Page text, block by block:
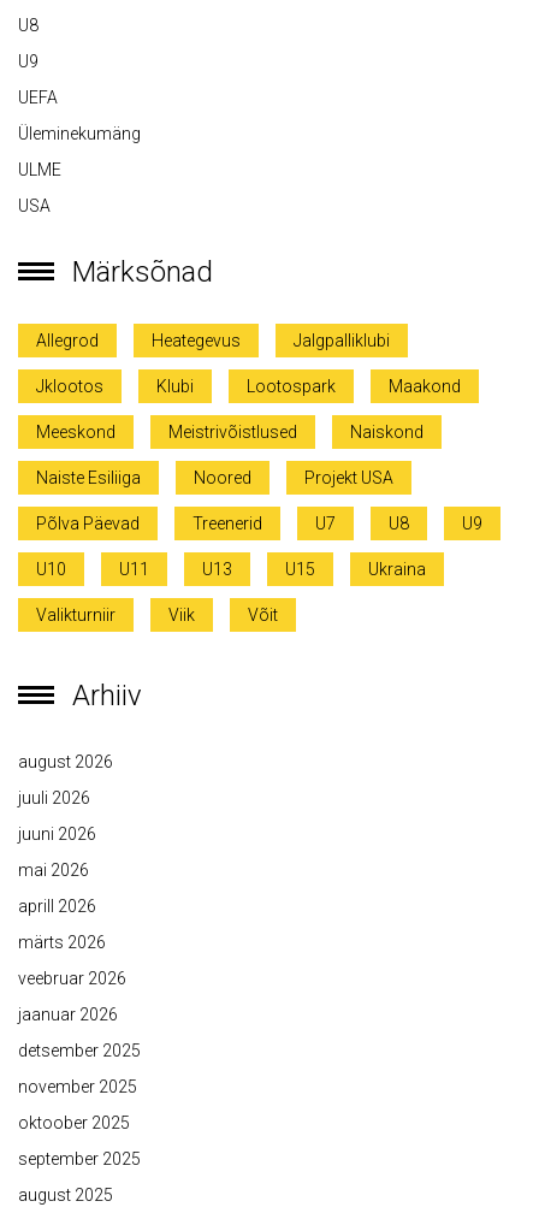
U8
U9
UEFA
Üleminekumäng
ULME
USA
Märksõnad
Allegrod Heategevus Jalgpalliklubi
Jklootos Klubi Lootospark Maakond
Meeskond Meistrivõistlused Naiskond
Naiste Esiliiga Noored Projekt USA
Põlva Päevad Treenerid U7 U8 U9
U10 U11 U13 U15 Ukraina
Valikturniir Viik Võit
Arhiiv
august 2026
juuli 2026
juuni 2026
mai 2026
aprill 2026
märts 2026
veebruar 2026
jaanuar 2026
detsember 2025
november 2025
oktoober 2025
september 2025
august 2025